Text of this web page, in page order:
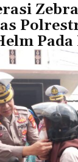
Pada